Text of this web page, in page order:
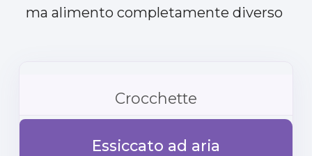
ma alimento completamente diverso
Crocchette
Essiccato ad aria